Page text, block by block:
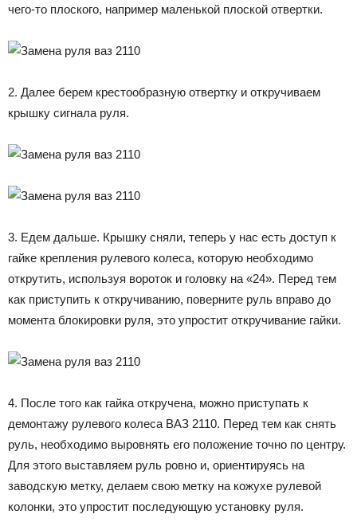
чего-то плоского, например маленькой плоской отвертки.
2. Далее берем крестообразную отвертку и откручиваем
крышку сигнала руля.
3. Едем дальше. Крышку сняли, теперь у нас есть доступ к
гайке крепления рулевого колеса, которую необходимо
открутить, используя вороток и головку на «24». Перед тем
как приступить к откручиванию, поверните руль вправо до
момента блокировки руля, это упростит откручивание гайки.
4. После того как гайка откручена, можно приступать к
демонтажу рулевого колеса ВАЗ 2110. Перед тем как снять
руль, необходимо выровнять его положение точно по центру.
Для этого выставляем руль ровно и, ориентируясь на
заводскую метку, делаем свою метку на кожухе рулевой
колонки, это упростит последующую установку руля.